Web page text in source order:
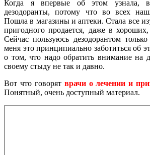
Когда я впервые об этом узнала,
дезодоранты, потому что во всех
Пошла в магазины и аптеки. Стала все
пригодного продается, даже в
Сейчас пользуюсь дезодорантом
меня это принципиально заботиться об
о том, что надо обратить внимание на
своему стыду не так и давно.
Вот что говорят врачи о лечении и
Понятный, очень доступный материал.